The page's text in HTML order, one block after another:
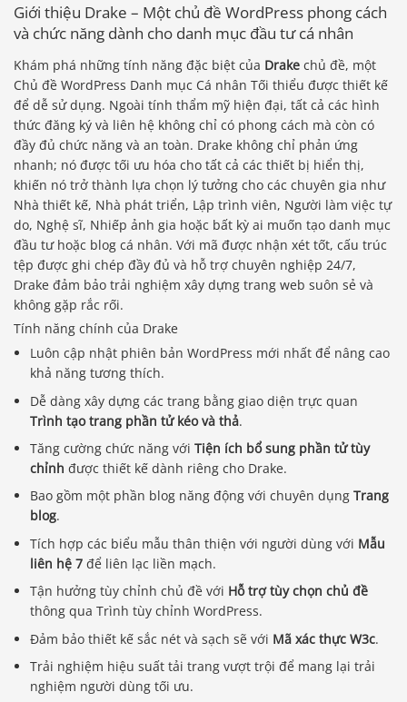
Giới thiệu Drake – Một chủ đề WordPress phong cách
và chức năng dành cho danh mục đầu tư cá nhân
Khám phá những tính năng đặc biệt của Drake chủ đề, một
Chủ đề WordPress Danh mục Cá nhân Tối thiểu được thiết kế
để dễ sử dụng. Ngoài tính thẩm mỹ hiện đại, tất cả các hình
thức đăng ký và liên hệ không chỉ có phong cách mà còn có
đầy đủ chức năng và an toàn. Drake không chỉ phản ứng
nhanh; nó được tối ưu hóa cho tất cả các thiết bị hiển thị,
khiến nó trở thành lựa chọn lý tưởng cho các chuyên gia như
Nhà thiết kế, Nhà phát triển, Lập trình viên, Người làm việc tự
do, Nghệ sĩ, Nhiếp ảnh gia hoặc bất kỳ ai muốn tạo danh mục
đầu tư hoặc blog cá nhân. Với mã được nhận xét tốt, cấu trúc
tệp được ghi chép đầy đủ và hỗ trợ chuyên nghiệp 24/7,
Drake đảm bảo trải nghiệm xây dựng trang web suôn sẻ và
không gặp rắc rối.
Tính năng chính của Drake
Luôn cập nhật phiên bản WordPress mới nhất để nâng cao
khả năng tương thích.
Dễ dàng xây dựng các trang bằng giao diện trực quan
Trình tạo trang phần tử kéo và thả.
Tăng cường chức năng vớiTiện ích bổ sung phần tử tùy
chỉnh được thiết kế dành riêng cho Drake.
Bao gồm một phần blog năng động với chuyên dụngTrang
blog.
Tích hợp các biểu mẫu thân thiện với người dùng với Mẫu
liên hệ 7 để liên lạc liền mạch.
Tận hưởng tùy chỉnh chủ đề với Hỗ trợ tùy chọn chủ đề
thông qua Trình tùy chỉnh WordPress.
Đảm bảo thiết kế sắc nét và sạch sẽ với Mã xác thực W3c.
Trải nghiệm hiệu suất tải trang vượt trội để mang lại trải
nghiệm người dùng tối ưu.